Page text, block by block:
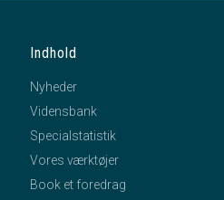
Indhold
Nyheder
Vidensbank
Specialstatistik
Vores værktøjer
Book et foredrag